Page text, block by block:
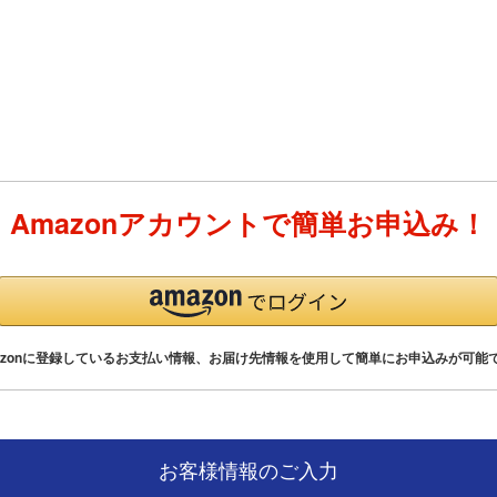
Amazonアカウントで簡単お申込み！
に登録しているお支払い情報、お届け先情報を使用して簡単にお申込みが可能
お客様情報のご入力